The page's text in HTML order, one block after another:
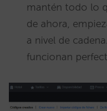
mantén todo lo
de ahora,
a nivel de
funcionan